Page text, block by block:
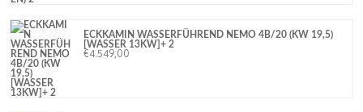
ECKKAMIN WASSERFÜHREND NEMO 4B/20 (KW 19,5)
[WASSER 13KW]+ 2
€4.549,00